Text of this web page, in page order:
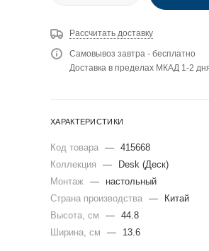
Рассчитать доставку
Самовывоз завтра - бесплатно
Доставка в пределах МКАД 1-2
ХАРАКТЕРИСТИКИ
Код товара — 415668
Коллекция
—
Desk (Деск)
Монтаж —
настольный
Страна производства —
Китай
Высота, см
— 44.8
Ширина, см
— 13.6